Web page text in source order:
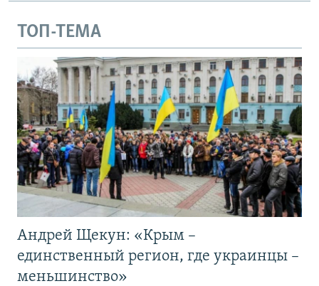
ТОП-ТЕМА
Андрей Щекун: «Крым –
единственный регион, где украинцы –
меньшинство»